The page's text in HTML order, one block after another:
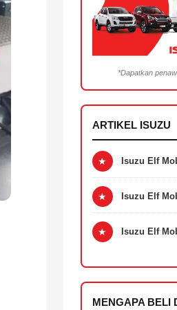
*Dapatkan
ARTIKEL ISUZU
★ Isuzu Elf
★ Isuzu Elf
★ Isuzu Elf
MENGAPA BELI